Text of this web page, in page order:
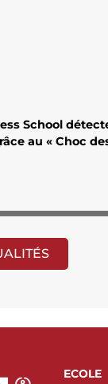
School
au « Choc
ECOLE